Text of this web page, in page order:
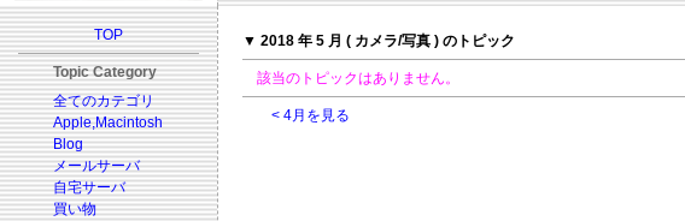
TOP
Topic Category
全てのカテゴリ
Apple,Macintosh
Blog
メールサーバ
自宅サーバ
買い物
▼ 2018 年 5 月 ( カメラ/写真 ) のトピック
該当のトピックはありません。
< 4月を見る